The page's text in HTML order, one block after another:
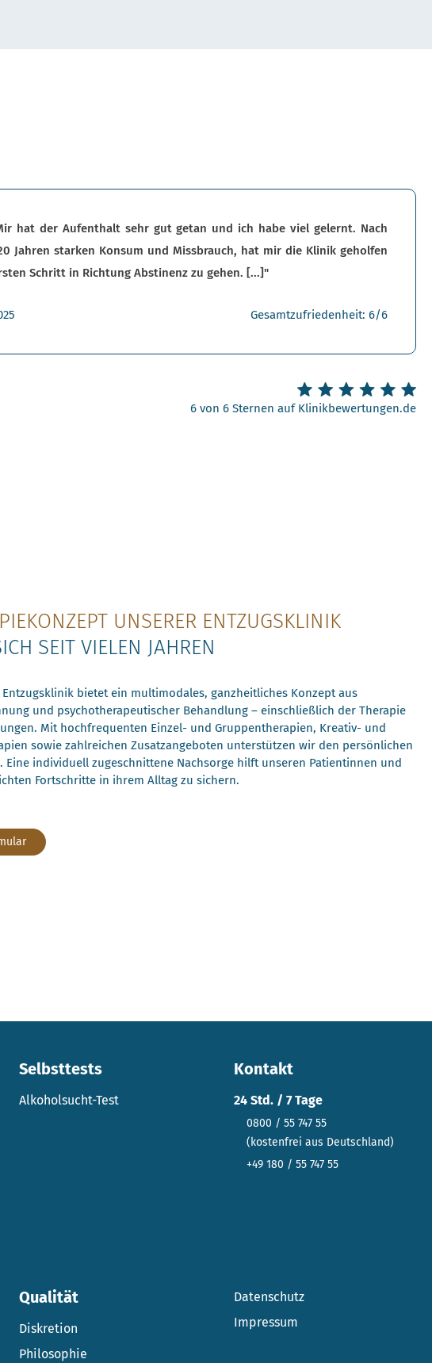
hat der Aufenthalt sehr gut getan und ich habe viel gelernt. Nach
Jahren starken Konsum und Missbrauch, hat mir die Klinik geholfen
Schritt in Richtung Abstinenz zu gehen. [...]"
Gesamtzufriedenheit: 6/6
6 von 6 Sternen auf Klinikbewertungen.de
UNSERER ENTZUGSKLINIK
SEIT VIELEN JAHREN
Entzugsklinik bietet ein multimodales, ganzheitliches Konzept aus
und psychotherapeutischer Behandlung – einschließlich der Therapie
Mit hochfrequenten Einzel- und Gruppentherapien, Kreativ- und
sowie zahlreichen Zusatzangeboten unterstützen wir den persönlichen
Eine individuell zugeschnittene Nachsorge hilft unseren Patientinnen und
Fortschritte in ihrem Alltag zu sichern.
Selbsttests
Alkoholsucht-Test
Kontakt
24 Std. / 7 Tage
0800 / 55 747 55
(kostenfrei aus Deutschland)
+49 180 / 55 747 55
Qualität
Diskretion
Philosophie
Datenschutz
Impressum